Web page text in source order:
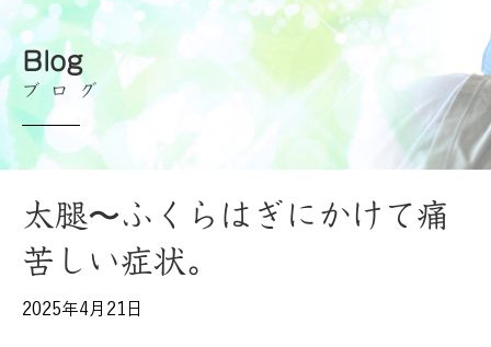
Blog
ブログ
太腿〜ふくらはぎにかけて痛
苦しい症状。
2025年4月21日